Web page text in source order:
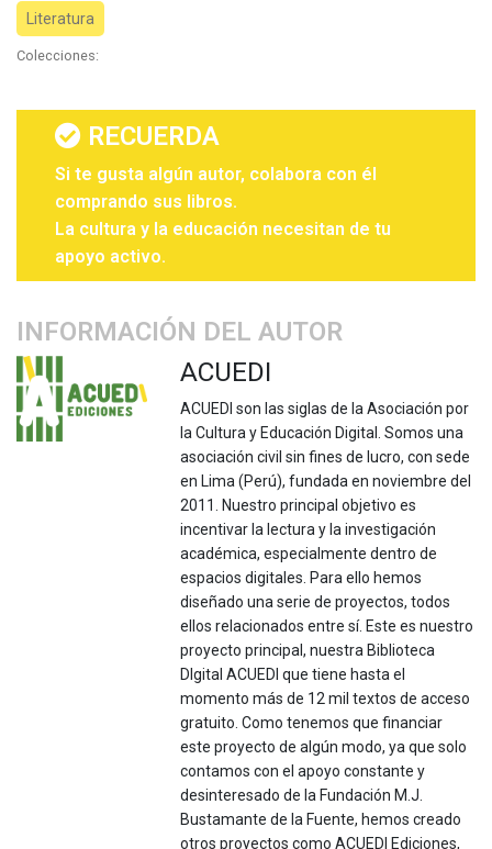
Literatura
Colecciones:
RECUERDA
Si te gusta algún autor, colabora con él
comprando sus libros.
La cultura y la educación necesitan de tu
apoyo activo.
INFORMACIÓN DEL AUTOR
ACUEDI
ACUEDI son las siglas de la Asociación por
la Cultura y Educación Digital. Somos una
asociación civil sin fines de lucro, con sede
en Lima (Perú), fundada en noviembre del
2011. Nuestro principal objetivo es
incentivar la lectura y la investigación
académica, especialmente dentro de
espacios digitales. Para ello hemos
diseñado una serie de proyectos, todos
ellos relacionados entre sí. Este es nuestro
proyecto principal, nuestra Biblioteca
DIgital ACUEDI que tiene hasta el
momento más de 12 mil textos de acceso
gratuito. Como tenemos que financiar
este proyecto de algún modo, ya que solo
contamos con el apoyo constante y
desinteresado de la Fundación M.J.
Bustamante de la Fuente, hemos creado
otros proyectos como ACUEDI Ediciones,